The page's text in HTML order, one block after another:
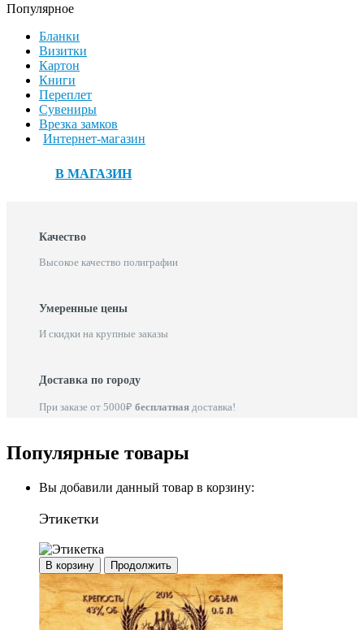
Популярное
Бланки
Визитки
Картон
Книги
Переплет
Сувениры
Врезка замков
Интернет-магазин
В МАГАЗИН
Качество
Высокое качество полиграфии
Умеренные цены
И скидки на крупные заказы
Доставка по городу
При заказе от 5000₽ бесплатная доставка!
Популярные товары
Вы добавили данный товар в корзину:
Этикетки
В корзину Продолжить